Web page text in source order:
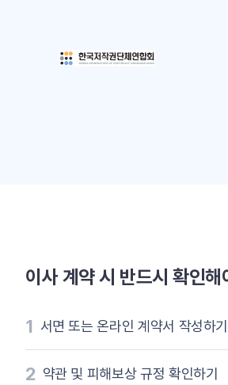
이사 계약 시 반드시 확인해
1 서면 또는 온라인 계약서 작성하기
2 약관 및 피해보상 규정 확인하기